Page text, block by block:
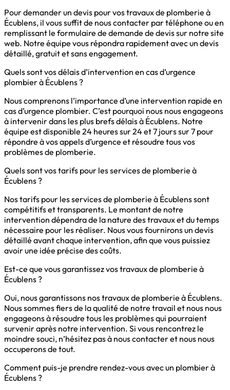
Pour demander un devis pour vos travaux de plomberie à
Écublens, il vous suffit de nous contacter par téléphone ou en
remplissant le formulaire de demande de devis sur notre site
web. Notre équipe vous répondra rapidement avec un devis
détaillé, gratuit et sans engagement.
Quels sont vos délais d’intervention en cas d’urgence
plombier à Écublens ?
Nous comprenons l’importance d’une intervention rapide en
cas d’urgence plombier. C’est pourquoi nous nous engageons
à intervenir dans les plus brefs délais à Écublens. Notre
équipe est disponible 24 heures sur 24 et 7 jours sur 7 pour
répondre à vos appels d’urgence et résoudre tous vos
problèmes de plomberie.
Quels sont vos tarifs pour les services de plomberie à
Écublens ?
Nos tarifs pour les services de plomberie à Écublens sont
compétitifs et transparents. Le montant de notre
intervention dépendra de la nature des travaux et du temps
nécessaire pour les réaliser. Nous vous fournirons un devis
détaillé avant chaque intervention, afin que vous puissiez
avoir une idée précise des coûts.
Est-ce que vous garantissez vos travaux de plomberie à
Écublens ?
Oui, nous garantissons nos travaux de plomberie à Écublens.
Nous sommes fiers de la qualité de notre travail et nous nous
engageons à résoudre tous les problèmes qui pourraient
survenir après notre intervention. Si vous rencontrez le
moindre souci, n’hésitez pas à nous contacter et nous nous
occuperons de tout.
Comment puis-je prendre rendez-vous avec un plombier à
Écublens ?